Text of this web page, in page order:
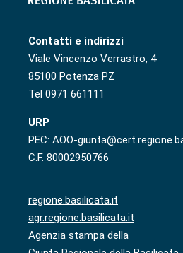
Contatti e indirizzi
Viale Vincenzo Verrastro, 4
85100 Potenza PZ
Tel 0971 661111
URP
PEC: AOO-
C.F. 80002950766
regione.basilicata.it
agr.regione.basilicata.it
Agenzia stampa della